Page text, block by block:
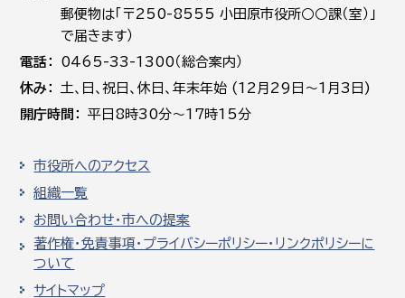
郵便物は「〒250-8555 小田原市役所○○課（室）」
で届きます）
電話
0465-33-1300（総合案内）
休み
土､日､祝日、休日、年末年始 (12月29日～1月3日)
開庁時間
平日8時30分～17時15分
市役所へのアクセス
組織一覧
お問い合わせ・市への提案
著作権・免責事項・プライバシーポリシー・リンクポリシーに
ついて
サイトマップ